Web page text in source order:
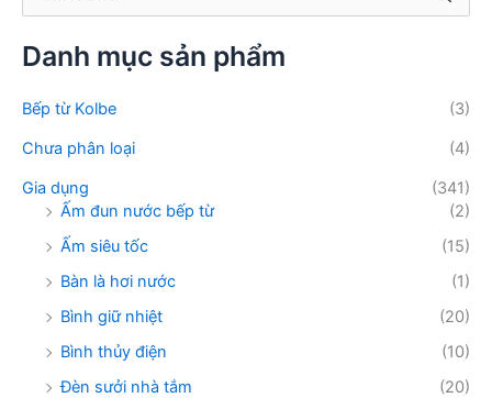
:
k
i
m
Danh mục sản phẩm
Bếp từ Kolbe
(3)
Chưa phân loại
(4)
Gia dụng
(341)
Ấm đun nước bếp từ
(2)
Ấm siêu tốc
(15)
Bàn là hơi nước
(1)
Bình giữ nhiệt
(20)
Bình thủy điện
(10)
Đèn sưởi nhà tắm
(20)